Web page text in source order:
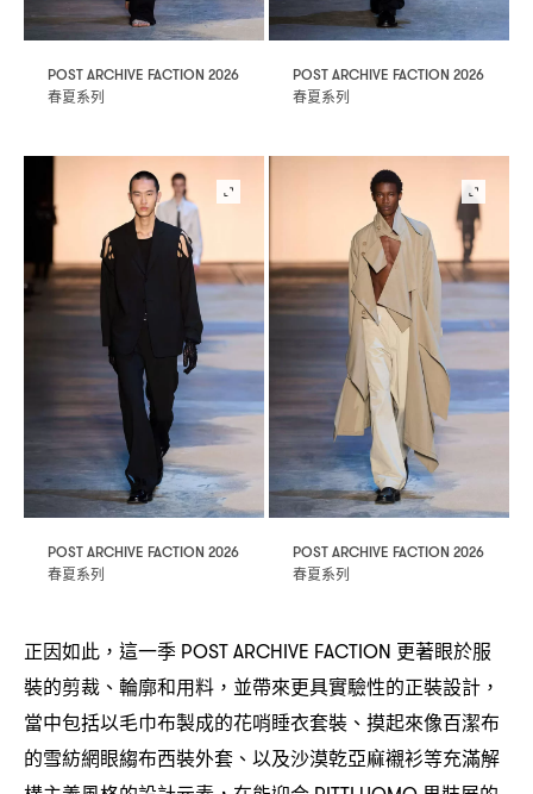
POST ARCHIVE FACTION 2026
春夏系列
POST ARCHIVE FACTION 2026
春夏系列
POST ARCHIVE FACTION 2026
春夏系列
POST ARCHIVE FACTION 2026
春夏系列
正因如此 ， 這一季 POST ARCHIVE FACTION 更著眼於服
裝的剪裁、輪廓和用料 ， 並帶來更具實驗性的正裝設計 ，
當中包括以毛巾布製成的花哨睡衣套裝、摸起來像百潔布
的雪紡網眼縐布西裝外套、以及沙漠乾亞麻襯衫等充滿解